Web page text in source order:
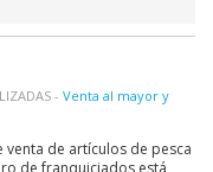
- Venta al mayor y
venta de artículos de pesca
de franquiciados está